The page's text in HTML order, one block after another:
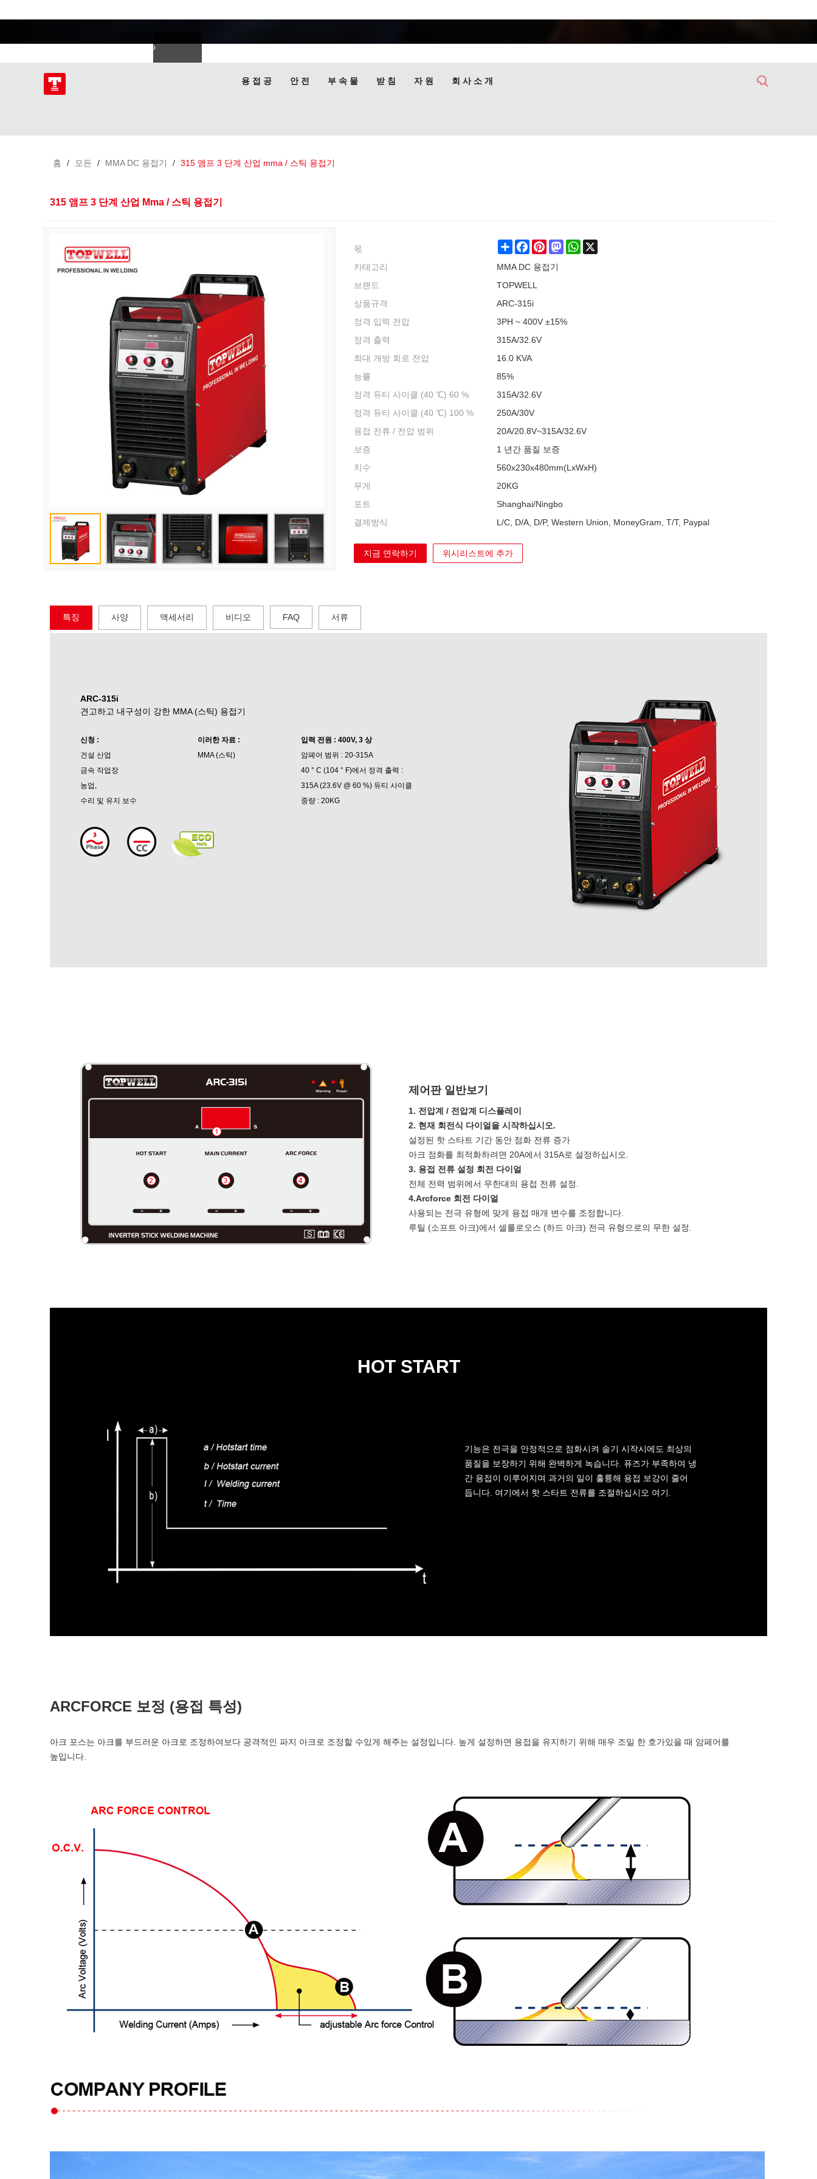
Italiano
Polski 용 접 공 안 전 부 속 물 받 침 자 원 회 사 소 개
홈 / 모든 / MMA DC 용접기 / 315 앰프 3 단계 산업 mma / 스틱 용접기
315 앰프 3 단계 산업 Mma / 스틱 용접기
몫 ShareFacebookPinterestMastodonWhatsApp
카테고리
MMA DC 용접기
브랜드
TOPWELL
상품규격
ARC-315i
정격 입력 전압
3PH ~ 400V ±15%
정격 출력
315A/32.6V
최대 개방 회로 전압
16.0 KVA
능률
85%
정격 듀티 사이클 (40 ℃) 60 %
315A/32.6V
정격 듀티 사이클 (40 ℃) 100 %
250A/30V
용접 전류 / 전압 범위
20A/20.8V~315A/32.6V
보증
1 년간 품질 보증
치수
560x230x480mm(LxWxH)
무게
20KG
포트
Shanghai/Ningbo
결제방식
L/C, D/A, D/P, Western Union, MoneyGram, T/T, Paypal
지금 연락하기 위시리스트에 추가
특징 사양 액세서리 비디오 FAQ 서류
ARC-315i
견고하고 내구성이 강한 MMA (스틱) 용접기
신청 :
건설 산업
금속 작업장
농업,
수리 및 유지 보수
이러한 자료 :
MMA (스틱)
입력 전원 : 400V, 3 상
암페어 범위 : 20-315A
40 ° C (104 ° F)에서 정격 출력 :
315A (23.6V @ 60 %) 듀티 사이클
중량 : 20KG
제어판 일반보기
1. 전압계 / 전압계 디스플레이
2. 현재 회전식 다이얼을 시작하십시오.
설정된 핫 스타트 기간 동안 점화 전류 증가
아크 점화를 최적화하려면 20A에서 315A로 설정하십시오.
3. 용접 전류 설정 회전 다이얼
전체 전력 범위에서 무한대의 용접 전류 설정.
4.Arcforce 회전 다이얼
사용되는 전극 유형에 맞게 용접 매개 변수를 조정합니다.
루틸 (소프트 아크)에서 셀룰로오스 (하드 아크) 전극 유형으로의 무한 설정.
HOT START
기능은 전극을 안정적으로 점화시켜 솔기 시작시에도 최상의
품질을 보장하기 위해 완벽하게 녹습니다. 퓨즈가 부족하여 냉
간 용접이 이루어지며 과거의 일이 훌륭해 용접 보강이 줄어
듭니다. 여기에서 핫 스타트 전류를 조절하십시오 여기.
ARCFORCE 보정 (용접 특성)
아크 포스는 아크를 부드러운 아크로 조정하여보다 공격적인 파지 아크로 조정할 수있게 해주는 설정입니다. 높게 설정하면 용접을 유지하기 위해 매우 조밀 한 호가있을 때 암페어를
높입니다.